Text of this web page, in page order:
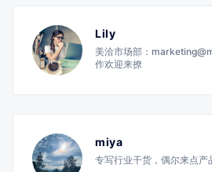
Lily
美洽市场部：
作欢迎来撩
miya
专写行业干货，偶尔来点产